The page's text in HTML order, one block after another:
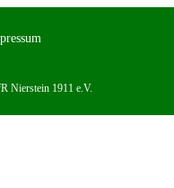
Nierstein 1911 e.V.